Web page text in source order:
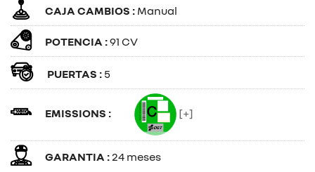
CAJA CAMBIOS : Manual
POTENCIA :91 CV
PUERTAS : 5
EMISSIONS : [+]
GARANTIA :24 meses